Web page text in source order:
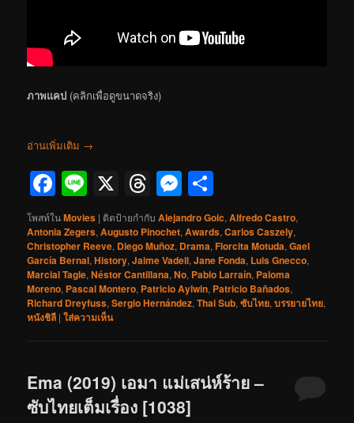
ภาพแคป (คลิกเพื่อดูขนาดจริง)
อ่านเพิ่มเติม →
Facebook
Line
X Threads
Messenger
โพสท์ในMovies | ติดป้ายกำกับ Alejandro Goic,Alfredo Castro,
Antonia Zegers,Augusto Pinochet,Awards,Carlos Caszely,
Christopher Reeve, Diego Muñoz, Drama,Florcita Motuda,Gael
García Bernal,History,Jaime Vadell,Jane Fonda, Luis Gnecco,
Marcial Tagle,Néstor Cantillana,No, Pablo Larraín, Paloma
Moreno, Pascal Montero, Patricio Aylwin, Patricio Bañados,
Richard Dreyfuss,Sergio Hernández,Thai Sub,ซับไทย,บรรยายไทย,
หนังชิลี |ใส่ความเห็น
Ema (2019) เอมา แม่เสน่ห์ร้าย –
ซับไทยเต็มเรื่อง [1038]